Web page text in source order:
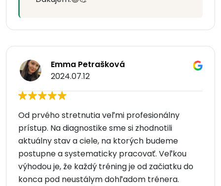
Emma Petrašková
2024.07.12
Od prvého stretnutia veľmi profesionálny
prístup. Na diagnostike sme si zhodnotili
aktuálny stav a ciele, na ktorých budeme
postupne a systematicky pracovať. Veľkou
výhodou je, že každý tréning je od začiatku do
konca pod neustálym dohľadom trénera.